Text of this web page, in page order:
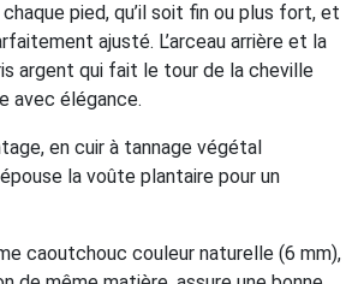
pied, qu’il soit fin ou plus fort, et
ajusté. L’arceau arrière et la
argent qui fait le tour de la cheville
avec élégance.
en cuir à tannage végétal
la voûte plantaire pour un
caoutchouc couleur naturelle (6 mm),